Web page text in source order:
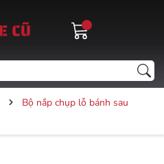
Bộ nắp chụp lỗ bánh sau